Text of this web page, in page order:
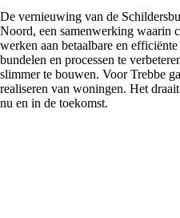
De vernieuwing van de
Noord, een samenwerking waarin
werken aan betaalbare en
bundelen en processen te
slimmer te bouwen. Voor Trebbe
realiseren van woningen. Het
nu en in de toekomst.